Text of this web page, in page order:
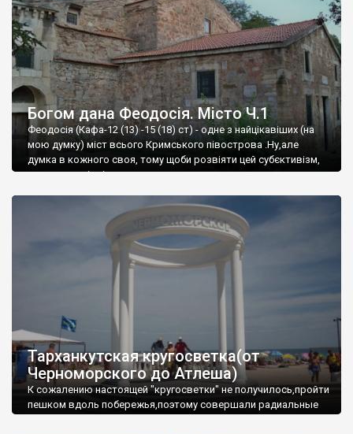
Богом дана Феодосія. Місто Ч.1
Феодосія (Кафа-12 (13) -15 (18) ст) - одне з найцікавіших (на
мою думку) міст всього Кримського півострова .Ну,але
думка в кожного своя, тому щоби розвіяти цей субєктивізм,
запрошую відвідати це
Тарханкутская кругосветка(от
Черноморского до Атлеша)
К сожалению настоящей "кругосветки" не получилось,пройти
пешком вдоль побережья,поэтому совершали радиальные